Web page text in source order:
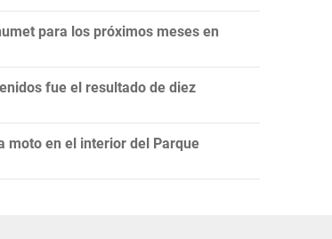
para los próximos meses en
fue el resultado de diez
moto en el interior del Parque